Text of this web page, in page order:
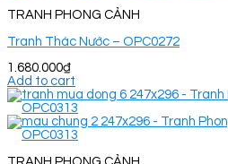
TRANH PHONG CẢNH
Tranh Thác Nước – OPC0272
1.680.000₫
Add to cart